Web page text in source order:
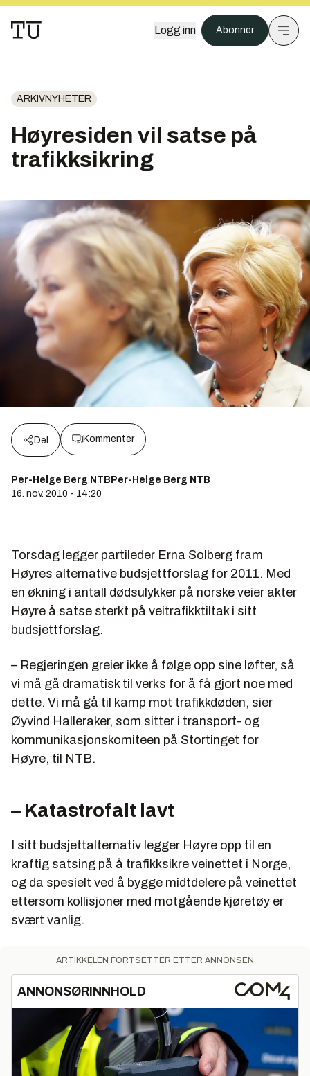
Logg inn Abonner
ARKIVNYHETER
Høyresiden vil satse på
trafikksikring
Del Kommenter
Per-Helge Berg NTBPer-Helge Berg NTB
16. nov. 2010 - 14:20
Torsdag legger partileder Erna Solberg fram
Høyres alternative budsjettforslag for 2011. Med
en økning i antall dødsulykker på norske veier akter
Høyre å satse sterkt på veitrafikktiltak i sitt
budsjettforslag.
– Regjeringen greier ikke å følge opp sine løfter, så
vi må gå dramatisk til verks for å få gjort noe med
dette. Vi må gå til kamp mot trafikkdøden, sier
Øyvind Halleraker, som sitter i transport- og
kommunikasjonskomiteen på Stortinget for
Høyre, til NTB.
– Katastrofalt lavt
I sitt budsjettalternativ legger Høyre opp til en
kraftig satsing på å trafikksikre veinettet i Norge,
og da spesielt ved å bygge midtdelere på veinettet
ettersom kollisjoner med motgående kjøretøy er
svært vanlig.
ARTIKKELEN FORTSETTER ETTER ANNONSEN
ANNONSØRINNHOLD